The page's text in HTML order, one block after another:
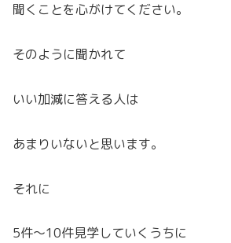
聞くことを心がけてください。
そのように聞かれて
いい加減に答える人は
あまりいないと思います。
それに
5件～10件見学していくうちに